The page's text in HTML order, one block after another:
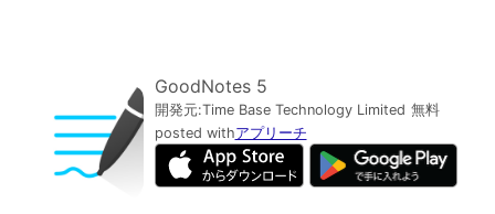
GoodNotes 5
開発元:Time Base Technology Limited 無料
posted withアプリーチ